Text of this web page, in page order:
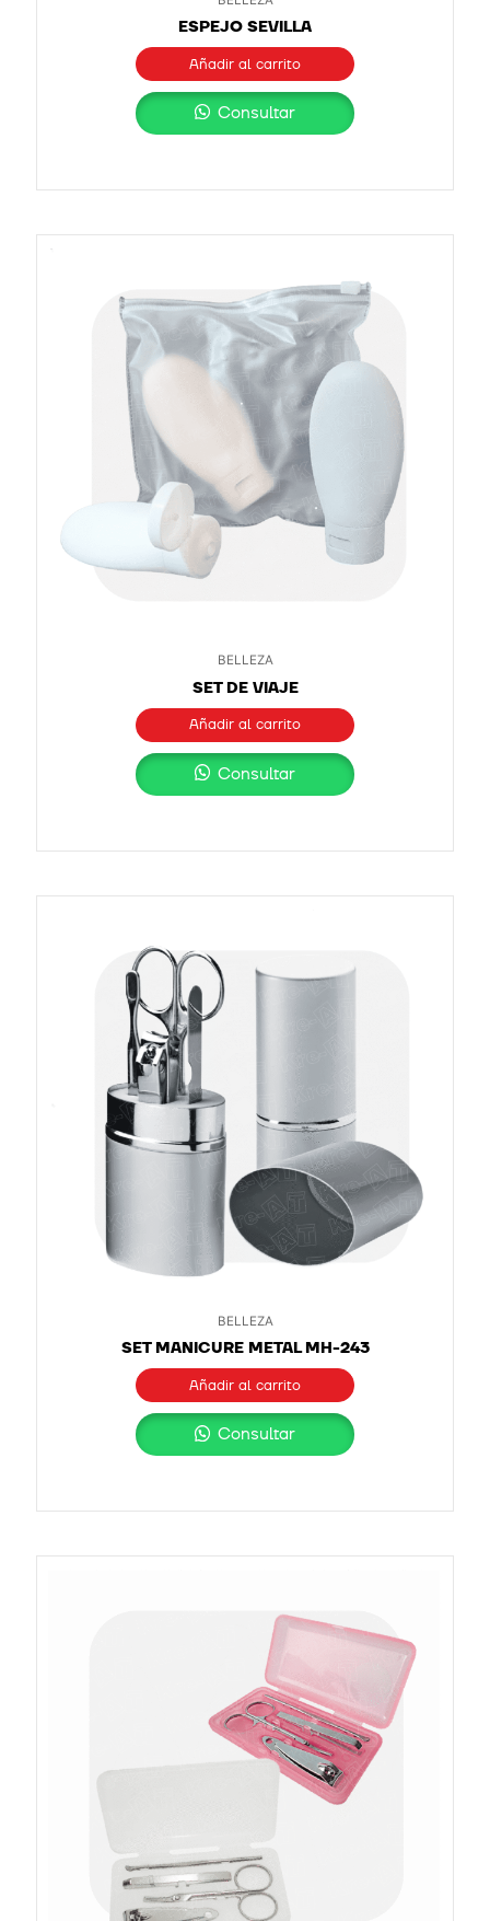
ESPEJO SEVILLA
Añadir al carrito
Consultar
BELLEZA
SET DE VIAJE
Añadir al carrito
Consultar
BELLEZA
SET MANICURE METAL MH-243
Añadir al carrito
Consultar